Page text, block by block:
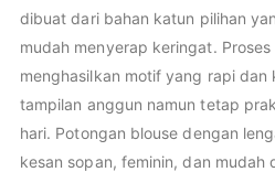
dibuat dari bahan katun pilihan
mudah menyerap keringat. Proses
menghasilkan motif yang rapi dan
tampilan anggun namun tetap
hari. Potongan blouse dengan
kesan sopan, feminin, dan mudah